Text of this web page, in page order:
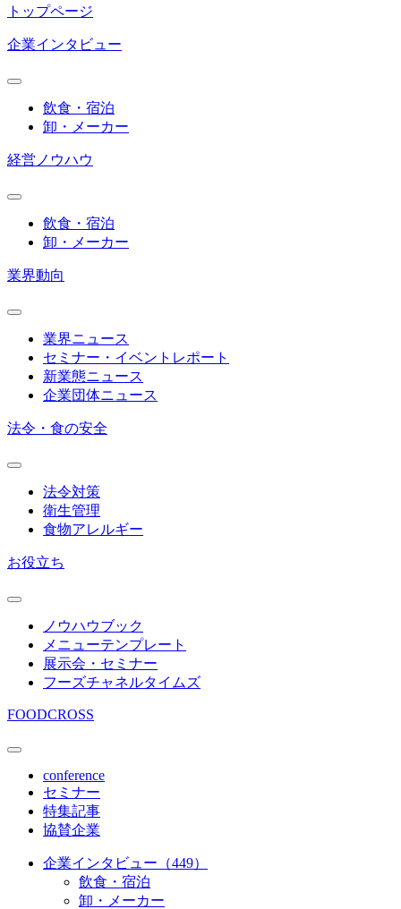
トップページ
企業インタビュー
飲食・宿泊
卸・メーカー
経営ノウハウ
飲食・宿泊
卸・メーカー
業界動向
業界ニュース
セミナー・イベントレポート
新業態ニュース
企業団体ニュース
法令・食の安全
法令対策
衛生管理
食物アレルギー
お役立ち
ノウハウブック
メニューテンプレート
展示会・セミナー
フーズチャネルタイムズ
FOODCROSS
conference
セミナー
特集記事
協賛企業
企業インタビュー（449）
飲食・宿泊
卸・メーカー